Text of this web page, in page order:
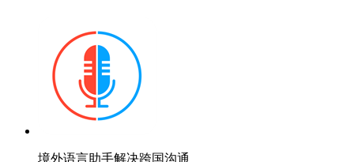
境外语言助手解决跨国沟通